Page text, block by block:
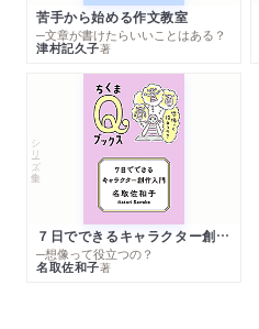
苦手から始める作文教室
─文章が書けたらいいことはある？
津村記久子著
シリーズ・全集
７日でできるキャラクター創作入門
─想像って役立つの？
名取佐和子著